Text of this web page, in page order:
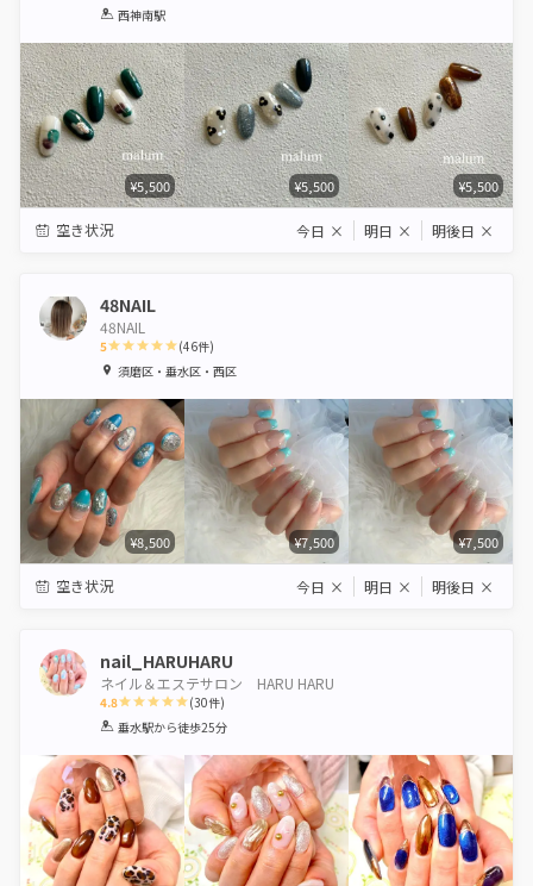
1 2 3 4
西神南駅
¥5,500 ¥5,500 ¥5,500
空き状況 今日 × 明日 × 明後日 ×
48NAIL
48NAIL
5
1 2 3 4 5
(46件)
須磨区・垂水区・西区
¥8,500 ¥7,500 ¥7,500
空き状況 今日 × 明日 × 明後日 ×
nail_HARUHARU
ネイル＆エステサロン HARU HARU
4.8
1 2 3 4 5
(30件)
垂水駅から徒歩25分